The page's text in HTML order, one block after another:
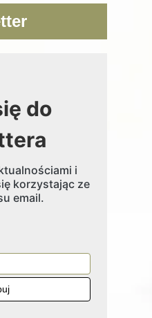
do
i
korzystając ze
email.